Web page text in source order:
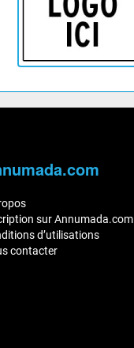
sur Annumada.com
d’utilisations
contacter